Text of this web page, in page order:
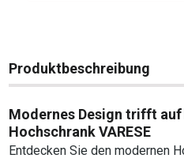
Produktbeschreibung
Modernes Design trifft
Hochschrank VARESE
Entdecken Sie den modernen